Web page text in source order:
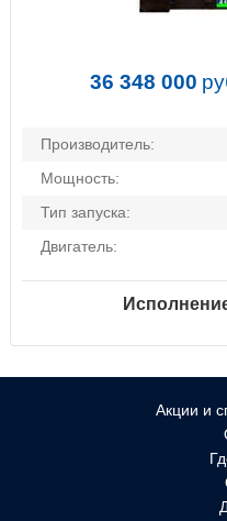
36 348 000
Производитель:
Мощность:
Тип запуска:
Двигатель:
Акции и